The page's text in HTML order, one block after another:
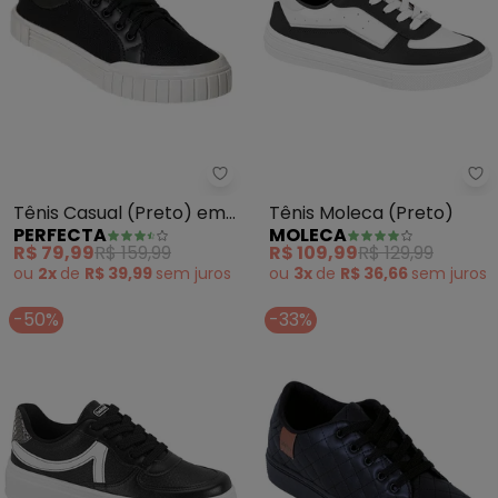
Perfecta - Tênis Casual
Tênis Casual (Preto) em
Tecido com Sintético
PERFECTA
R$ 79,99R$ 159,99
ou 2x de R$ 39,99 sem juros
Tênis Moleca (Preto)
MOLECA
R$ 109,99R$ 129,99
ou 3x de R$ 36,66 sem juros
-50% -33%